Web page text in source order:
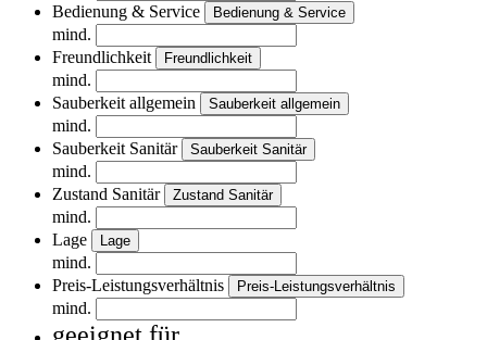
Bedienung & Service
Bedienung & Service
mind.
Freundlichkeit
Freundlichkeit
mind.
Sauberkeit allgemein
Sauberkeit allgemein
mind.
Sauberkeit Sanitär
Sauberkeit Sanitär
mind.
Zustand Sanitär
Zustand Sanitär
mind.
Lage
Lage
mind.
Preis-Leistungsverhältnis
Preis-Leistungsverhältnis
mind.
geeignet für